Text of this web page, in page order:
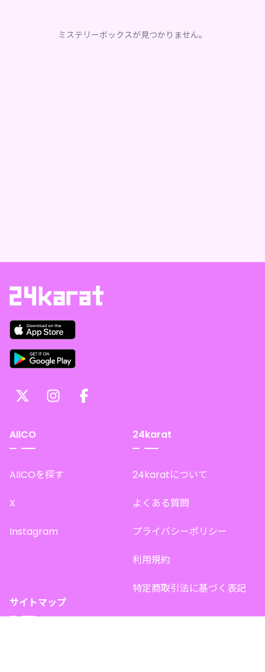
ミステリーボックスが見つかりません。
AIICO
AIICOを探す
X
Instagram
24karat
24karatについて
よくある質問
プライバシーポリシー
利用規約
特定商取引法に基づく表記
サイトマップ